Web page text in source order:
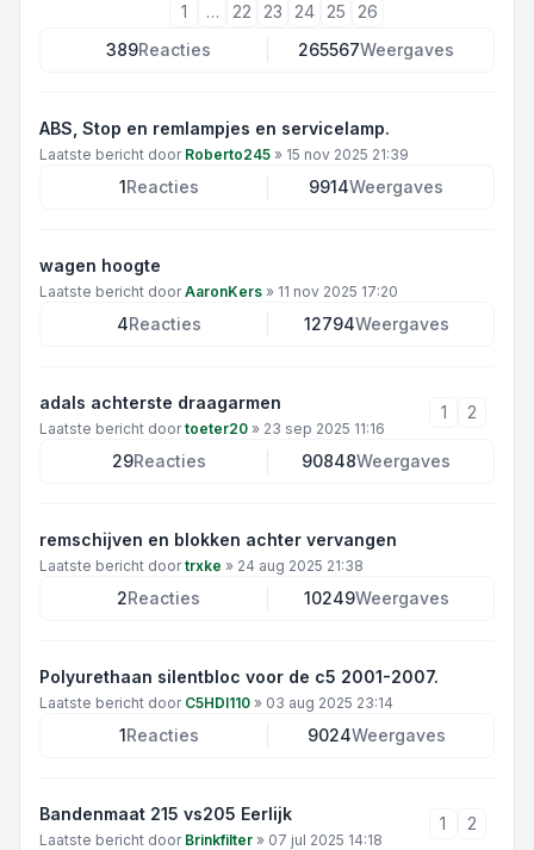
1 … 22 23 24 25
26
389Reacties 265567Weergaves
ABS, Stop en remlampjes en servicelamp.
Laatste bericht door Roberto245 » 15 nov 2025 21:39
1Reacties 9914Weergaves
wagen hoogte
Laatste bericht doorAaronKers » 11 nov 2025 17:20
4Reacties 12794Weergaves
adals achterste draagarmen
Laatste bericht doortoeter20 » 23 sep 2025 11:16
1 2
29Reacties 90848Weergaves
remschijven en blokken achter vervangen
Laatste bericht doortrxke » 24 aug 2025 21:38
2Reacties 10249Weergaves
Polyurethaan silentbloc voor de c5 2001-2007.
Laatste bericht door C5HDI110 » 03 aug 2025 23:14
1Reacties 9024Weergaves
Bandenmaat 215 vs205 Eerlijk
Laatste bericht door Brinkfilter » 07 jul 2025 14:18
1 2